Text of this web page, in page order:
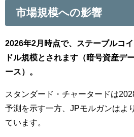
市場規模への影響
2026年2月時点で、ステーブルコ
ドル規模とされます（暗号資産デ
ース）。
スタンダード・チャータードは
予測を示す一方、JPモルガンはよ
ています。